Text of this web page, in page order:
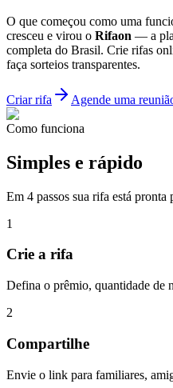
O que começou como uma
cresceu e virou o Rifaon — a
completa do Brasil. Crie rifas
faça sorteios transparentes.
Criar rifa Agende uma
Como funciona
Simples e rápido
Em 4 passos sua rifa está pronta
1
Crie a rifa
Defina o prêmio, quantidade de
2
Compartilhe
Envie o link para familiares,